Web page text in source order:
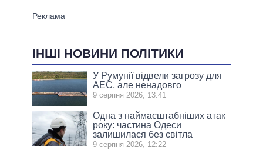
ІНШІ НОВИНИ ПОЛІТИКИ
У Румунії відвели загрозу для
АЕС, але ненадовго
9 серпня 2026, 13:41
Одна з наймасштабніших атак
року: частина Одеси
залишилася без світла
9 серпня 2026, 12:22